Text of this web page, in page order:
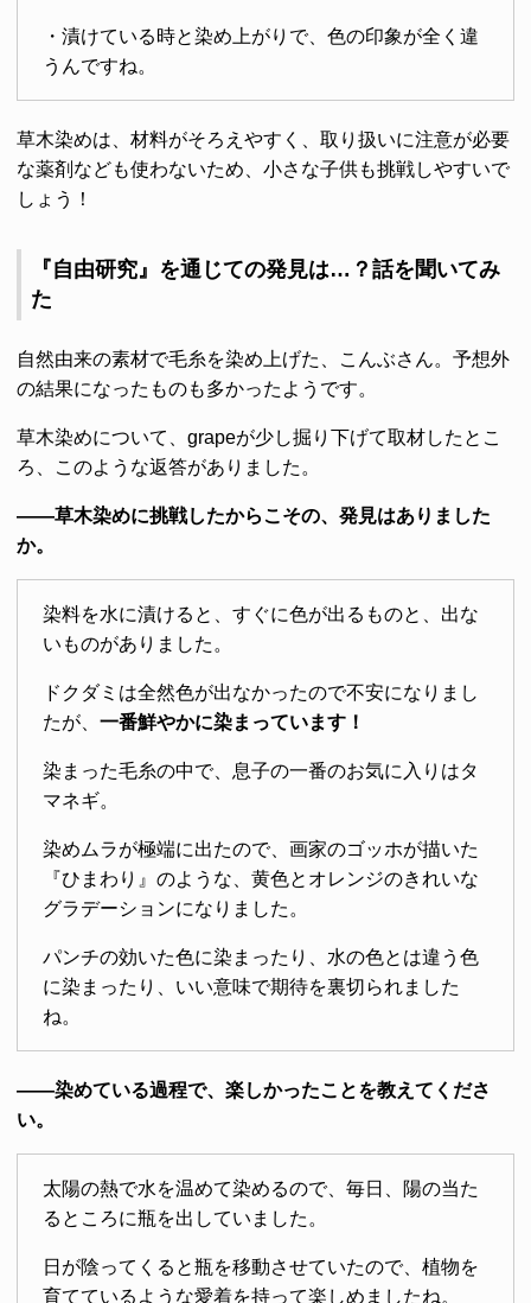
・漬けている時と染め上がりで、色の印象が全く違
うんですね。
草木染めは、材料がそろえやすく、取り扱いに注意が必要
な薬剤なども使わないため、小さな子供も挑戦しやすいで
しょう！
『自由研究』を通じての発見は…？話を聞いてみ
た
自然由来の素材で毛糸を染め上げた、こんぶさん。予想外
の結果になったものも多かったようです。
草木染めについて、grapeが少し掘り下げて取材したとこ
ろ、このような返答がありました。
――草木染めに挑戦したからこその、発見はありました
か。
染料を水に漬けると、すぐに色が出るものと、出な
いものがありました。
ドクダミは全然色が出なかったので不安になりまし
たが、 一番鮮やかに染まっています！
染まった毛糸の中で、息子の一番のお気に入りはタ
マネギ。
染めムラが極端に出たので、画家のゴッホが描いた
『ひまわり』のような、黄色とオレンジのきれいな
グラデーションになりました。
パンチの効いた色に染まったり、水の色とは違う色
に染まったり、いい意味で期待を裏切られました
ね。
――染めている過程で、楽しかったことを教えてくださ
い。
太陽の熱で水を温めて染めるので、毎日、陽の当た
るところに瓶を出していました。
日が陰ってくると瓶を移動させていたので、植物を
育てているような愛着を持って楽しめましたね。